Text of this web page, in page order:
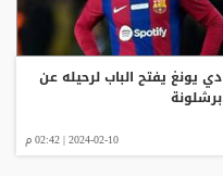
دي يونغ يفتح الباب لرحيله عن
برشلونة
2024-02-10 | 02:42 م